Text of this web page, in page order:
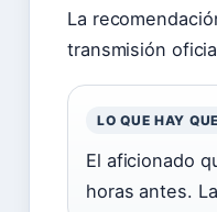
La
transmisión
LO QUE HAY
El aficionado
horas antes.